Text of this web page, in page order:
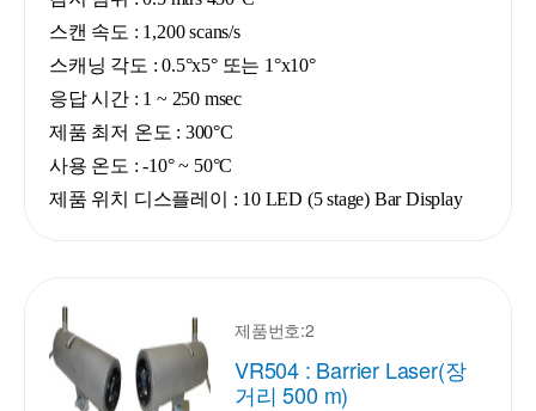
스캔 속도 : 1,200 scans/s
스캐닝 각도 : 0.5°x5° 또는 1°x10°
응답 시간 : 1 ~ 250 msec
제품 최저 온도 : 300°C
사용 온도 : -10° ~ 50°C
제품 위치 디스플레이 : 10 LED (5 stage) Bar Display
제품번호:2
VR504 : Barrier Laser(장
거리 500 m)